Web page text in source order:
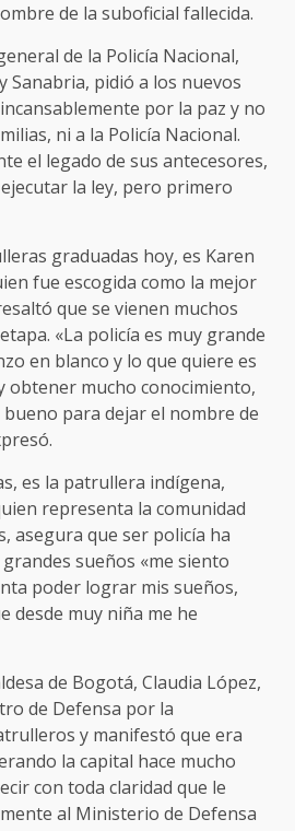
de la suboficial fallecida.
de la Policía Nacional,
Sanabria, pidió a los nuevos
por la paz y no
ni a la Policía Nacional.
el legado de sus antecesores,
la ley, pero primero
graduadas hoy, es Karen
fue escogida como la mejor
que se vienen muchos
«La policía es muy grande
en blanco y lo que quiere es
obtener mucho conocimiento,
para dejar el nombre de
es la patrullera indígena,
representa la comunidad
asegura que ser policía ha
sueños «me siento
poder lograr mis sueños,
desde muy niña me he
de Bogotá, Claudia López,
de Defensa por la
y manifestó que era
la capital hace mucho
con toda claridad que le
al Ministerio de Defensa